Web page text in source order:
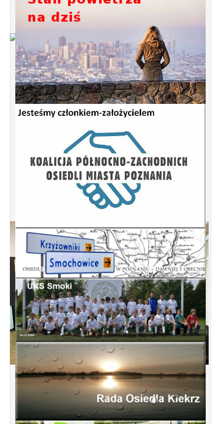
Od 1 stycznia 2023 roku zmiany w
funkcjonowaniu linii autobusowych
kursujących na Krzyżowniki-Smochowice
Spotkanie informacyjne w sprawie
budowy ulic Łebska, Łagowska,
Kociewska, Żukowska